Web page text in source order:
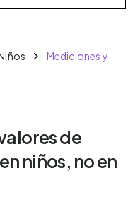
Mediciones y
de
niños, no en